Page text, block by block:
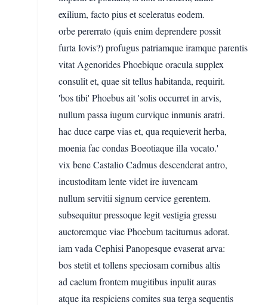
exilium, facto pius et sceleratus eodem.
orbe pererrato (quis enim deprendere possit
furta Iovis?) profugus patriamque iramque parentis
vitat Agenorides Phoebique oracula supplex
consulit et, quae sit tellus habitanda, requirit.
'bos tibi' Phoebus ait 'solis occurret in arvis,
nullum passa iugum curvique inmunis aratri.
hac duce carpe vias et, qua requieverit herba,
moenia fac condas Boeotiaque illa vocato.'
vix bene Castalio Cadmus descenderat antro,
incustoditam lente videt ire iuvencam
nullum servitii signum cervice gerentem.
subsequitur pressoque legit vestigia gressu
auctoremque viae Phoebum taciturnus adorat.
iam vada Cephisi Panopesque evaserat arva:
bos stetit et tollens speciosam cornibus altis
ad caelum frontem mugitibus inpulit auras
atque ita respiciens comites sua terga sequentis